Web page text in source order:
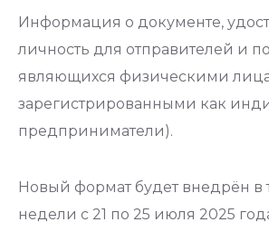
Информация о документе,
личность для отправителей и
являющихся физическими
зарегистрированными как
предприниматели).
Новый формат будет внедрён в
недели с 21 по 25 июля 2025